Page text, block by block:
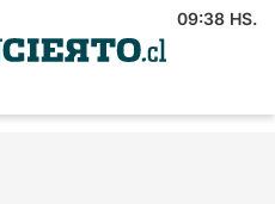
09:38 HS.